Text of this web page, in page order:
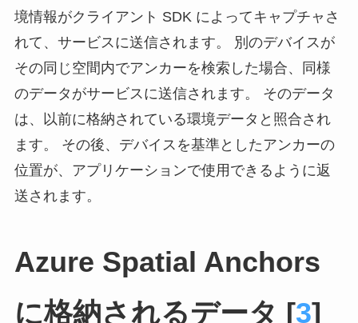
境情報がクライアント SDK によってキャプチャさ
れて、サービスに送信されます。 別のデバイスが
その同じ空間内でアンカーを検索した場合、同様
のデータがサービスに送信されます。 そのデータ
は、以前に格納されている環境データと照合され
ます。 その後、デバイスを基準としたアンカーの
位置が、アプリケーションで使用できるように返
送されます。
Azure Spatial Anchors
に格納されるデータ [3]